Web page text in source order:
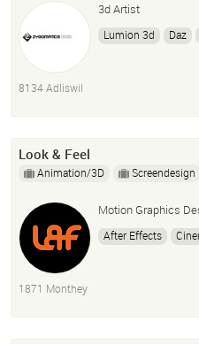
3d Artist
Lumion 3d Daz
8134 Adliswil
Look & Feel
Animation/3D Screendesign
Motion Graphics
After Effects
1871 Monthey